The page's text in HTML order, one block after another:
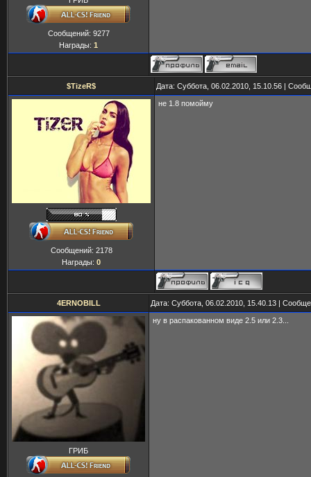
Сообщений: 9277
Награды: 1
$TizeR$ Дата: Суббота, 06.02.2010, 15.10.56 |
Сообщений: 2178
Награды: 0
не 1.8 помойму
4ERNOBILL Дата: Суббота, 06.02.2010, 15.40.13 |
ГРИБ
ну в распакованном виде 2.5 или 2.3...